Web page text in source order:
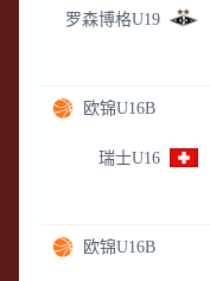
罗森博格U19
欧锦U16B
瑞士U16
欧锦U16B